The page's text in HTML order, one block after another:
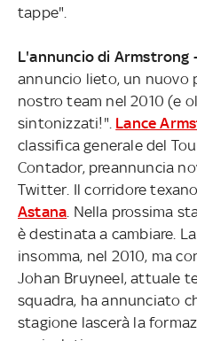
tappe".
L'annuncio di Armstrong
annuncio lieto, un nuovo
nostro team nel 2010 (e
sintonizzati!". Lance
classifica generale del
Contador, preannuncia
Twitter. Il corridore
Astana . Nella prossima
è destinata a cambiare.
insomma, nel 2010, ma
Johan Bruyneel, attuale
squadra, ha annunciato
stagione lascerà la